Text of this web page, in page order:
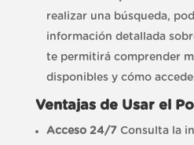
realizar una búsqueda,
información detallada
te permitirá comprender
disponibles y cómo
Ventajas de Usar el
Acceso 24/7Consulta la